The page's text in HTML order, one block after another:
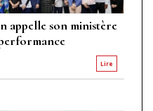
appelle son ministère
Lire